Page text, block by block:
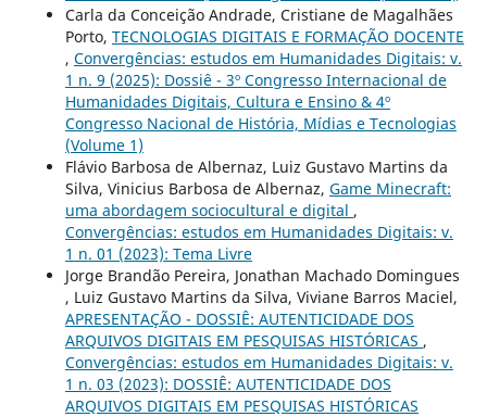
Carla da Conceição Andrade, Cristiane de Magalhães
Porto, TECNOLOGIAS DIGITAIS E FORMAÇÃO DOCENTE
, Convergências: estudos em Humanidades Digitais: v.
1 n. 9 (2025): Dossiê - 3º Congresso Internacional de
Humanidades Digitais, Cultura e Ensino & 4º
Congresso Nacional de História, Mídias e Tecnologias
(Volume 1)
Flávio Barbosa de Albernaz, Luiz Gustavo Martins da
Silva, Vinicius Barbosa de Albernaz, Game Minecraft:
uma abordagem sociocultural e digital ,
Convergências: estudos em Humanidades Digitais: v.
1 n. 01 (2023): Tema Livre
Jorge Brandão Pereira, Jonathan Machado Domingues
, Luiz Gustavo Martins da Silva, Viviane Barros Maciel,
APRESENTAÇÃO - DOSSIÊ: AUTENTICIDADE DOS
ARQUIVOS DIGITAIS EM PESQUISAS HISTÓRICAS ,
Convergências: estudos em Humanidades Digitais: v.
1 n. 03 (2023): DOSSIÊ: AUTENTICIDADE DOS
ARQUIVOS DIGITAIS EM PESQUISAS HISTÓRICAS